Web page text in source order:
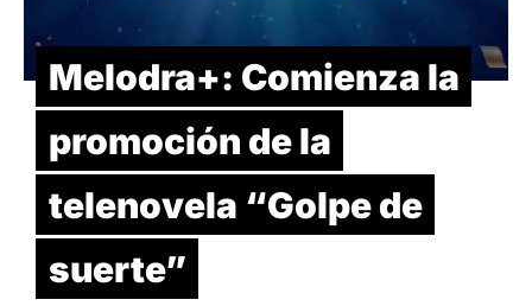
Melodra+: Comienza la
promoción de la
telenovela “Golpe de
suerte”